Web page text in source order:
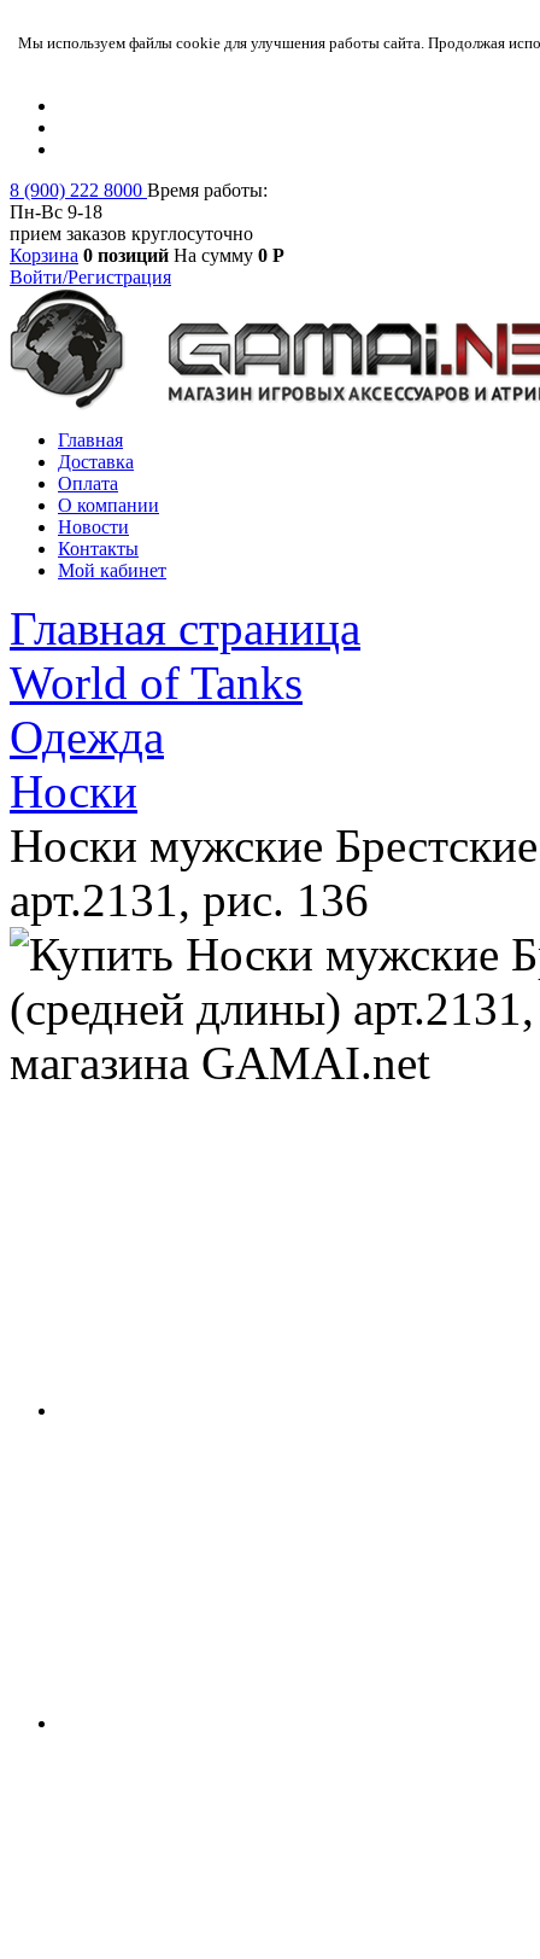
Мы используем файлы cookie для улучшения работы сайта. Продолжая
8 (900) 222 8000 Время работы:
Пн-Вс 9-18
прием заказов круглосуточно
Корзина 0 позиций На сумму 0 Р
Войти/Регистрация
Главная
Доставка
Оплата
О компании
Новости
Контакты
Мой кабинет
Главная страница
World of Tanks
Одежда
Носки
Носки мужские
арт.2131, рис. 136